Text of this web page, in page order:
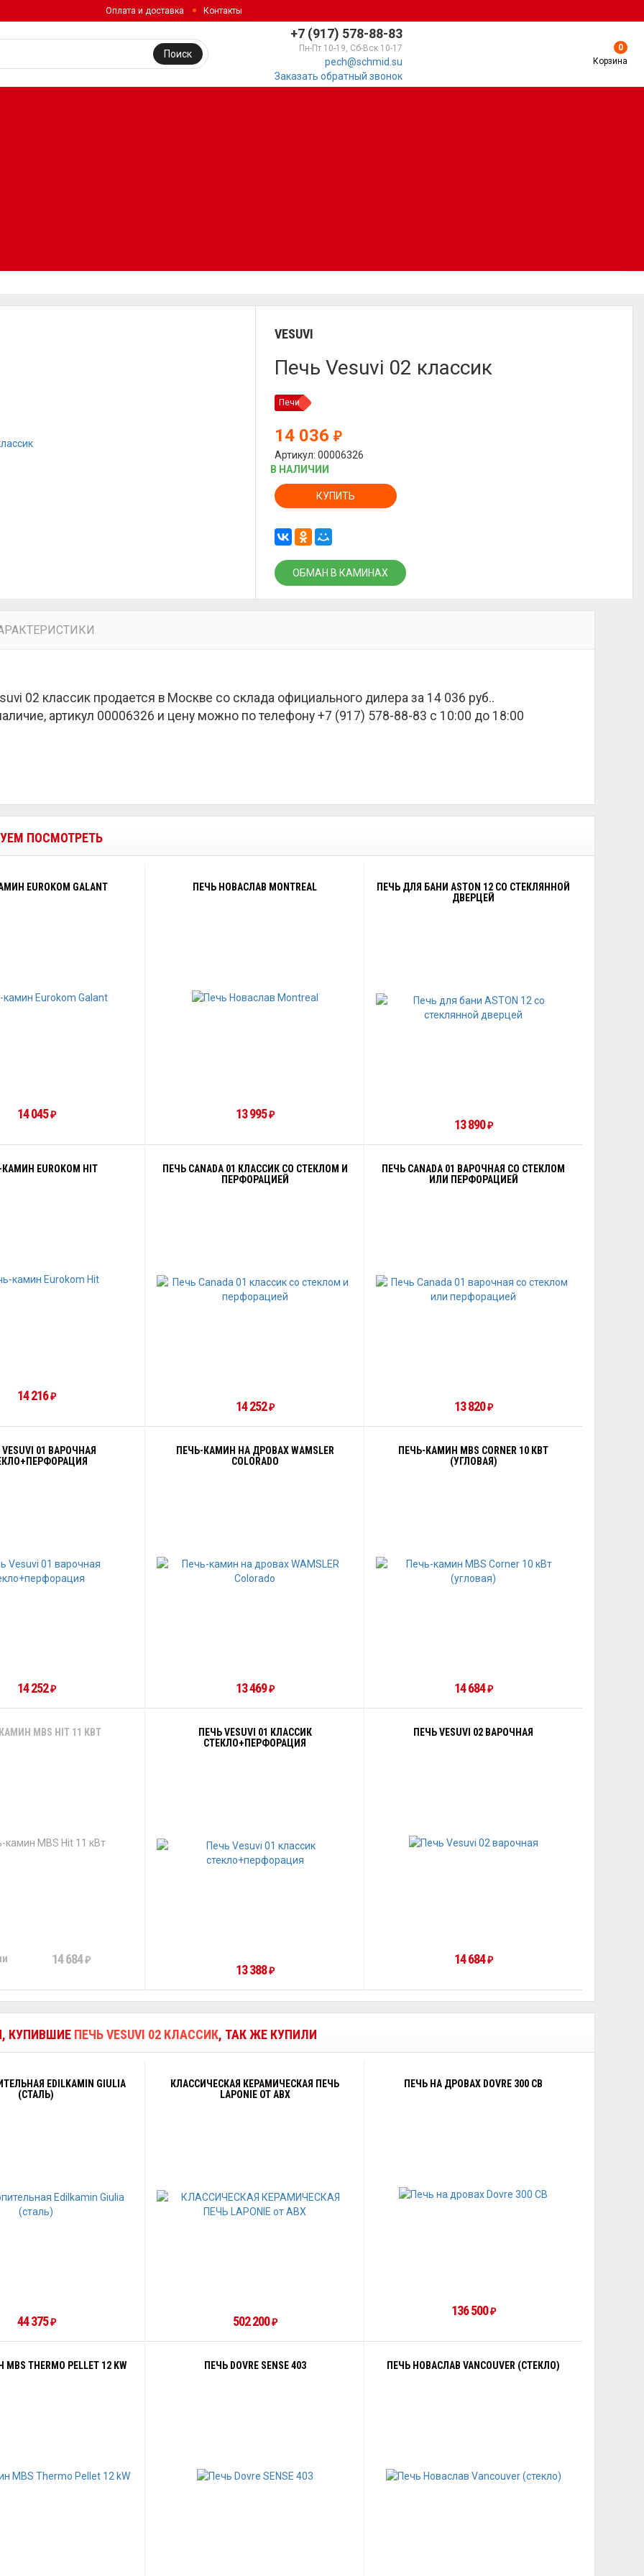
Оплата и доставка Контакты
+7 (917) 578-88-83
Пн-Пт 10-19, Сб-Вск 10-17
pech@schmid.su
Заказать обратный звонок
Поиск
0
Корзина
VESUVI
Печь Vesuvi 02 классик
Печи
14 036₽
Артикул: 00006326
В НАЛИЧИИ
КУПИТЬ
ОБМАН В КАМИНАХ
02 классик продается в Москве со склада официального дилера за 14 036 руб..
артикул 00006326 и цену можно по телефону +7 (917) 578-88-83 с 10:00 до 18:00
ПОСМОТРЕТЬ
EUROKOM GALANT
14 045₽
ПЕЧЬ НОВАСЛАВ MONTREAL
13 995₽
ПЕЧЬ ДЛЯ БАНИ ASTON 12 СО СТЕКЛЯННОЙ
ДВЕРЦЕЙ
13 890₽
EUROKOM HIT
14 216₽
ПЕЧЬ CANADA 01 КЛАССИК СО СТЕКЛОМ И
ПЕРФОРАЦИЕЙ
14 252₽
ПЕЧЬ CANADA 01 ВАРОЧНАЯ СО СТЕКЛОМ
ИЛИ ПЕРФОРАЦИЕЙ
13 820₽
01 ВАРОЧНАЯ
14 252₽
ПЕЧЬ-КАМИН НА ДРОВАХ WAMSLER
COLORADO
13 469₽
ПЕЧЬ-КАМИН MBS CORNER 10 КВТ
(УГЛОВАЯ)
14 684₽
MBS HIT 11 КВТ
14 684₽
ПЕЧЬ VESUVI 01 КЛАССИК
СТЕКЛО+ПЕРФОРАЦИЯ
13 388₽
ПЕЧЬ VESUVI 02 ВАРОЧНАЯ
14 684₽
КУПИВШИЕ ПЕЧЬ VESUVI 02 КЛАССИК, ТАК ЖЕ КУПИЛИ
EDILKAMIN GIULIA
(СТАЛЬ)
44 375₽
КЛАССИЧЕСКАЯ КЕРАМИЧЕСКАЯ ПЕЧЬ
LAPONIE ОТ ABX
502 200₽
ПЕЧЬ НА ДРОВАХ DOVRE 300 CB
136 500₽
THERMO PELLET 12 KW ПЕЧЬ DOVRE SENSE 403 ПЕЧЬ НОВАСЛАВ VANCOUVER (СТЕКЛО)